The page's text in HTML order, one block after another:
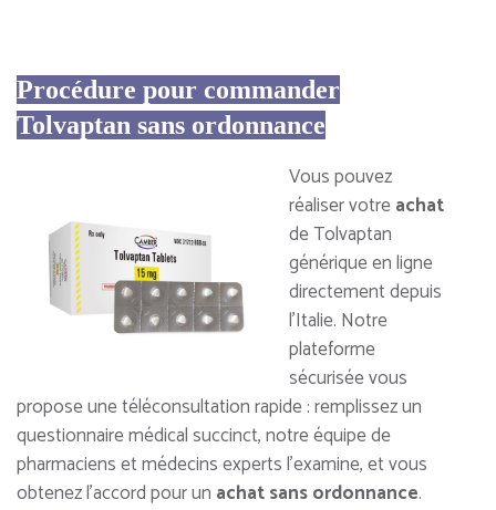
Procédure pour commander
Tolvaptan sans ordonnance
Vous pouvez
réaliser votreachat
de Tolvaptan
générique en ligne
directement depuis
l’Italie. Notre
plateforme
sécurisée vous
propose une téléconsultation rapide : remplissez un
questionnaire médical succinct, notre équipe de
pharmaciens et médecins experts l’examine, et vous
obtenez l’accord pour un achatsans ordonnance.